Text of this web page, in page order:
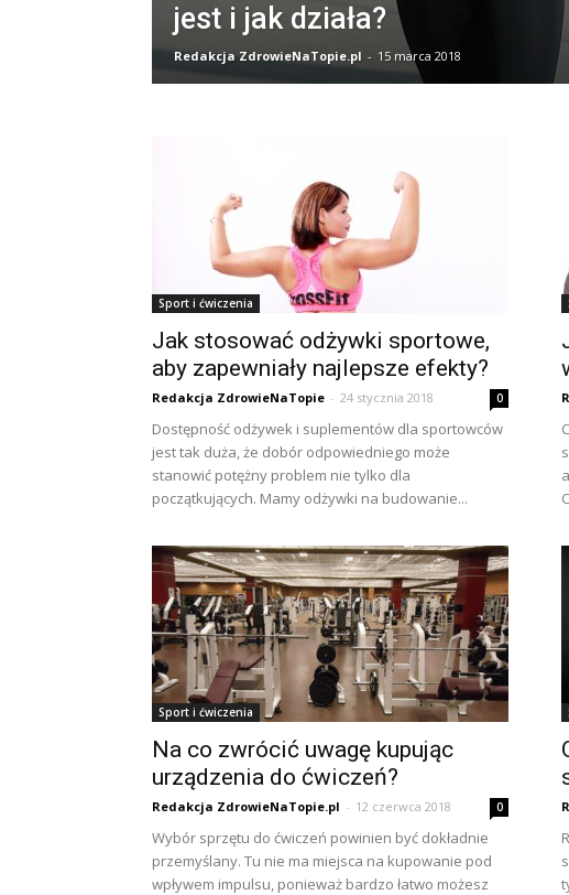
jest i jak działa?
Redakcja ZdrowieNaTopie.pl - 15 marca 2018
Sport i ćwiczenia
Jak stosować odżywki sportowe,
aby zapewniały najlepsze efekty?
Redakcja ZdrowieNaTopie - 24 stycznia 2018 0
Dostępność odżywek i suplementów dla sportowców
jest tak duża, że dobór odpowiedniego może
stanowić potężny problem nie tylko dla
początkujących. Mamy odżywki na budowanie...
Sport i ćwiczenia
Na co zwrócić uwagę kupując
urządzenia do ćwiczeń?
Redakcja ZdrowieNaTopie.pl - 12 czerwca 2018 0
Wybór sprzętu do ćwiczeń powinien być dokładnie
przemyślany. Tu nie ma miejsca na kupowanie pod
wpływem impulsu, ponieważ bardzo łatwo możesz